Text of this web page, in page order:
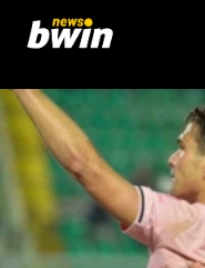
contenuto